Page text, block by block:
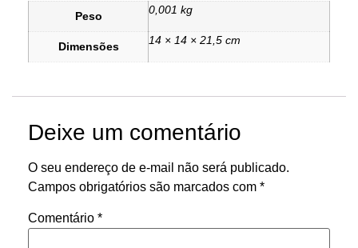
Peso 0,001 kg
Dimensões 14 × 14 × 21,5 cm
Deixe um comentário
O seu endereço de e-mail não será publicado.
Campos obrigatórios são marcados com *
Comentário *